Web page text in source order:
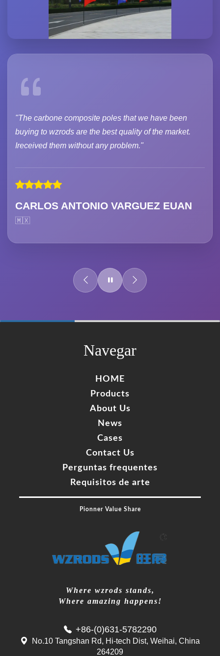
"The carbone composite poles that we have been
buying to wzrods are the best quality of the market.
Ireceived them without any problem."
CARLOS ANTONIO VARGUEZ EUAN
🇲🇽
Navegar
HOME
Products
About Us
News
Cases
Contact Us
Perguntas frequentes
Requisitos de arte
Pionner Value Share
Where wzrods stands,
Where amazing happens!
+86-(0)631-5782290
No.10 Tangshan Rd, Hi-tech Dist, Weihai, China
264209